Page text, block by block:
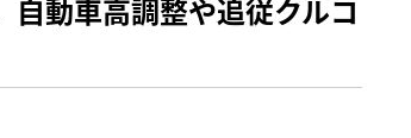
動車高調整や追従クルコ